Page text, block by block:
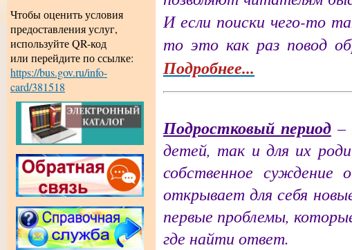
Чтобы оценить условия
предоставления услуг,
используйте QR-код
или перейдите по ссылке:
https://bus.gov.ru/info-
card/381518
И если поиски чего-то
то это как раз повод
Подробнее...
Подростковый период–
детей, так и для их
собственное
открывает для себя
первые проблемы,
где найти ответ.